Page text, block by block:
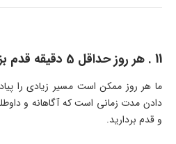
11 . هر روز حداقل 5 دقیقه قدم بزنید
ما هر روز ممکن است مسیر زیادی را
و قدم بردارید.